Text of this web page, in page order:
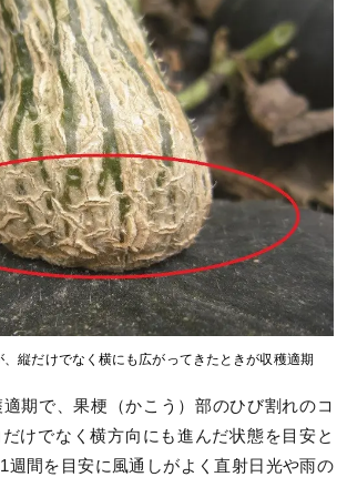
縦だけでなく横にも広がってきたときが収穫適期
期で、果梗（かこう）部のひび割れのコ
けでなく横方向にも進んだ状態を目安と
週間を目安に風通しがよく直射日光や雨の